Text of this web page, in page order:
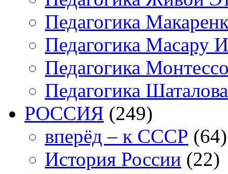
Педагогика
Педагогика Масару
Педагогика
Педагогика Шаталова
РОССИЯ (249)
вперёд – к СССР (64)
История России (22)